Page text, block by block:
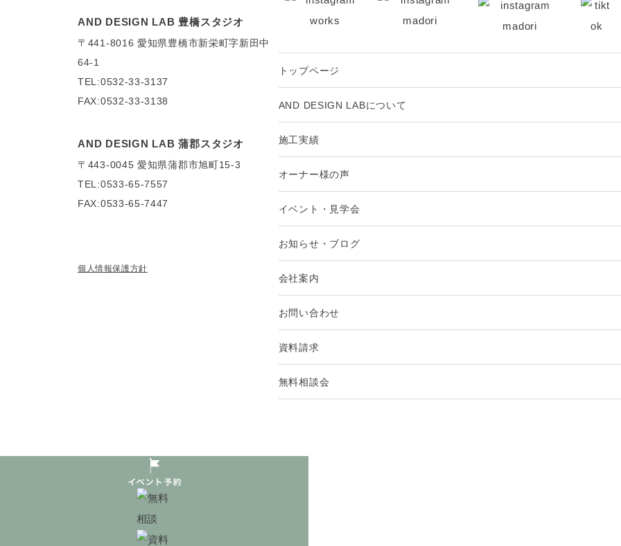
AND DESIGN LAB 豊橋スタジオ
〒441-8016 愛知県豊橋市新栄町字新田中
64-1
TEL:0532-33-3137
FAX:0532-33-3138
AND DESIGN LAB 蒲郡スタジオ
〒443-0045 愛知県蒲郡市旭町15-3
TEL:0533-65-7557
FAX:0533-65-7447
個人情報保護方針
トップページ
AND DESIGN LABについて
施工実績
オーナー様の声
イベント・見学会
お知らせ・ブログ
会社案内
お問い合わせ
資料請求
無料相談会